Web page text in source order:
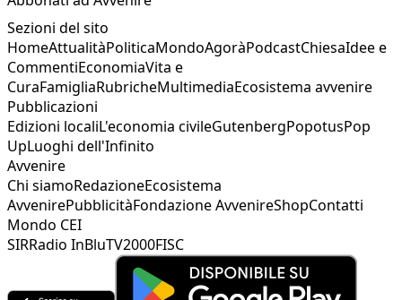
Sezioni del sito
HomeAttualitàPoliticaMondoAgoràPodcastChiesaIdee e
CommentiEconomiaVita e
CuraFamigliaRubricheMultimediaEcosistema avvenire
Pubblicazioni
Edizioni localiL'economia civileGutenbergPopotusPop
UpLuoghi dell'Infinito
Avvenire
Chi siamoRedazioneEcosistema
AvvenirePubblicitàFondazione AvvenireShopContatti
Mondo CEI
SIRRadio InBluTV2000FISC